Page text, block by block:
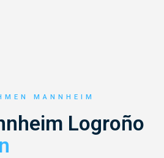
MANNHEIM
Logroño